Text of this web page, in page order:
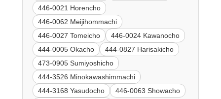
446-0021 Horencho
446-0062 Meijihommachi
446-0027 Tomeicho
446-0024 Kawanocho
444-0005 Okacho
444-0827 Harisakicho
473-0905 Sumiyoshicho
444-3526 Minokawashimmachi
444-3168 Yasudocho
446-0063 Showacho